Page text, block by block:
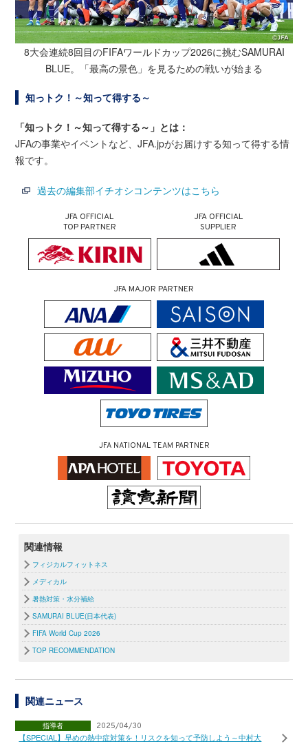
8大会連続8回目のFIFAワールドカップ2026に挑むSAMURAI
BLUE。「最高の景色」を見るための戦いが始まる
知っトク！～知って得する～
「知っトク！～知って得する～」とは：
JFAの事業やイベントなど、JFA.jpがお届けする知って得する情
報です。
過去の編集部イチオシコンテンツはこちら
JFA OFFICIAL
TOP PARTNER
JFA OFFICIAL
SUPPLIER
JFA MAJOR PARTNER
JFA NATIONAL TEAM PARTNER
関連情報
フィジカルフィットネス
メディカル
暑熱対策・水分補給
SAMURAI BLUE(日本代表)
FIFA World Cup 2026
TOP RECOMMENDATION
関連ニュース
指導者 2025/04/30
【SPECIAL】早めの熱中症対策を！リスクを知って予防しよう～中村大